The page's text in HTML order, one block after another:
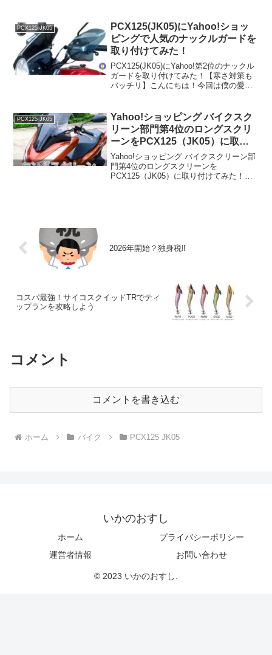
てても段々と時間がズレてきてしまいま
す。時計のズレやリ...
PCX125 JK05
PCX125(JK05)にYahoo!ショッ
ピングで人気のナックルガードを
取り付けてみた！
PCX125(JK05)にYahoo!第2位のナックル
ガードを取り付けてみた！【寒さ対策も
バッチリ】こんにちは！今回は僕の愛
門第2位の商品を取り付...
PCX125 JK05
Yahoo!ショッピング バイクスク
リーン部門第4位のロングスクリ
ーンをPCX125（JK05）に取り
付けてみた！
Yahoo!ショッピング バイクスクリーン部
門第4位のロングスクリーンを
PCX125（JK05）に取り付けてみた！
2026年開始？独身税‼️
コスパ最強！サイコスクイッドTRでティ
ップランを攻略しよう
コメント
コメントを書き込む
ホーム バイク PCX125 JK05
いかのおすし
ホーム
プライバシーポリシー
運営者情報
お問い合わせ
© 2023 いかのおすし.